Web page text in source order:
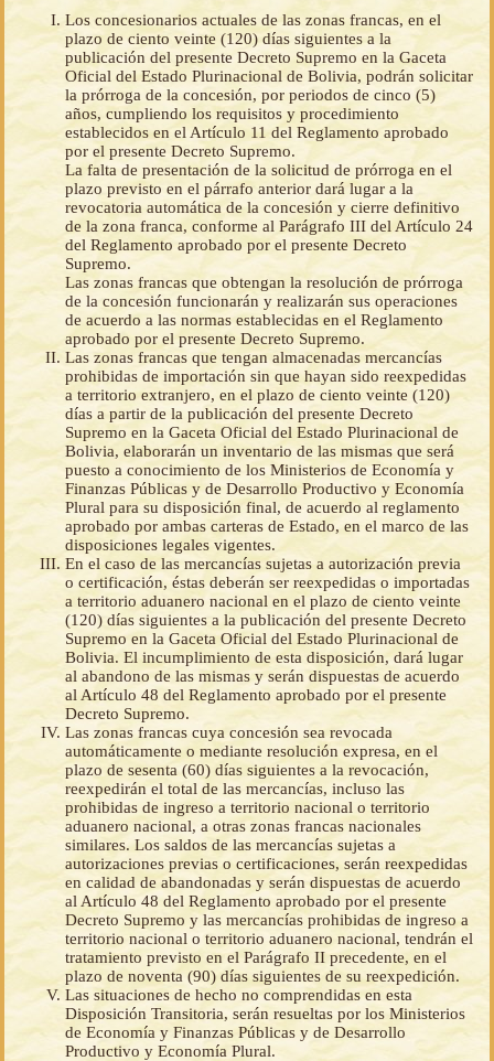
Los concesionarios actuales de las zonas francas, en el
plazo de ciento veinte (120) días siguientes a la
publicación del presente Decreto Supremo en la Gaceta
Oficial del Estado Plurinacional de Bolivia, podrán solicitar
la prórroga de la concesión, por periodos de cinco (5)
años, cumpliendo los requisitos y procedimiento
establecidos en el Artículo 11 del Reglamento aprobado
por el presente Decreto Supremo.
La falta de presentación de la solicitud de prórroga en el
plazo previsto en el párrafo anterior dará lugar a la
revocatoria automática de la concesión y cierre definitivo
de la zona franca, conforme al Parágrafo III del Artículo 24
del Reglamento aprobado por el presente Decreto
Supremo.
Las zonas francas que obtengan la resolución de prórroga
de la concesión funcionarán y realizarán sus operaciones
de acuerdo a las normas establecidas en el Reglamento
aprobado por el presente Decreto Supremo.
Las zonas francas que tengan almacenadas mercancías
prohibidas de importación sin que hayan sido reexpedidas
a territorio extranjero, en el plazo de ciento veinte (120)
días a partir de la publicación del presente Decreto
Supremo en la Gaceta Oficial del Estado Plurinacional de
Bolivia, elaborarán un inventario de las mismas que será
puesto a conocimiento de los Ministerios de Economía y
Finanzas Públicas y de Desarrollo Productivo y Economía
Plural para su disposición final, de acuerdo al reglamento
aprobado por ambas carteras de Estado, en el marco de las
disposiciones legales vigentes.
En el caso de las mercancías sujetas a autorización previa
o certificación, éstas deberán ser reexpedidas o importadas
a territorio aduanero nacional en el plazo de ciento veinte
(120) días siguientes a la publicación del presente Decreto
Supremo en la Gaceta Oficial del Estado Plurinacional de
Bolivia. El incumplimiento de esta disposición, dará lugar
al abandono de las mismas y serán dispuestas de acuerdo
al Artículo 48 del Reglamento aprobado por el presente
Decreto Supremo.
Las zonas francas cuya concesión sea revocada
automáticamente o mediante resolución expresa, en el
plazo de sesenta (60) días siguientes a la revocación,
reexpedirán el total de las mercancías, incluso las
prohibidas de ingreso a territorio nacional o territorio
aduanero nacional, a otras zonas francas nacionales
similares. Los saldos de las mercancías sujetas a
autorizaciones previas o certificaciones, serán reexpedidas
en calidad de abandonadas y serán dispuestas de acuerdo
al Artículo 48 del Reglamento aprobado por el presente
Decreto Supremo y las mercancías prohibidas de ingreso a
territorio nacional o territorio aduanero nacional, tendrán el
tratamiento previsto en el Parágrafo II precedente, en el
plazo de noventa (90) días siguientes de su reexpedición.
Las situaciones de hecho no comprendidas en esta
Disposición Transitoria, serán resueltas por los Ministerios
de Economía y Finanzas Públicas y de Desarrollo
Productivo y Economía Plural.